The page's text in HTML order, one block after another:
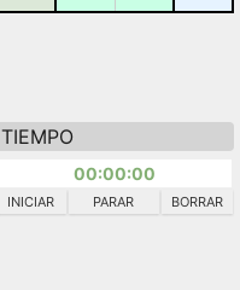
TIEMPO
00:00:00
INICIAR PARAR BORRAR